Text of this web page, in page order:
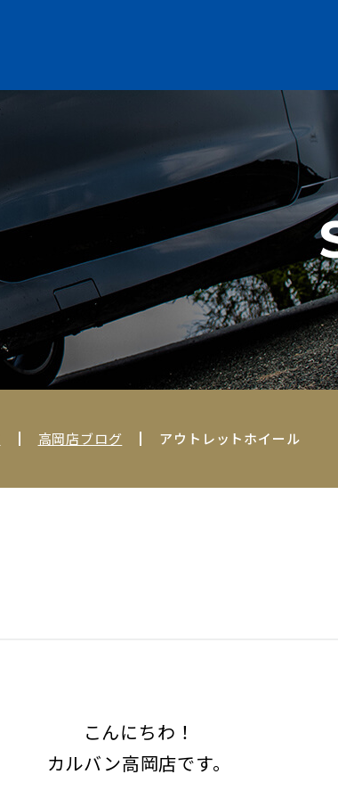
高岡店ブログ アウトレットホイール
こんにちわ！
カルバン高岡店です。